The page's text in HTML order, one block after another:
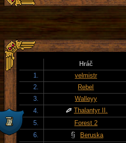
Hráč
1.
velmistr
2.
Rebel
3.
Walleyy
4.
Thalantyr II.
5.
Forest 2
6.
Beruska